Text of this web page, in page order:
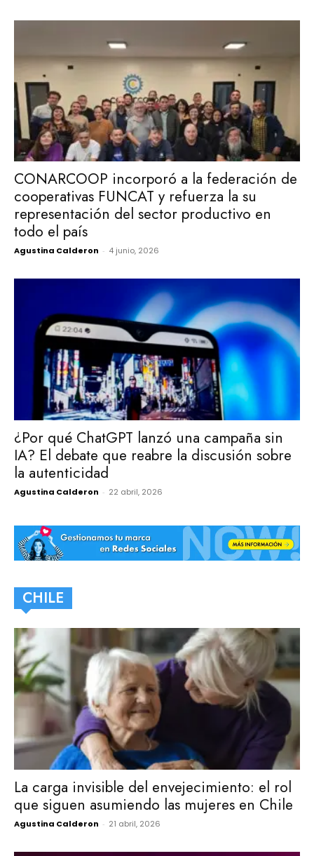
CONARCOOP incorporó a la federación de
cooperativas FUNCAT y refuerza la su
representación del sector productivo en
todo el país
Agustina Calderon - 4 junio, 2026
¿Por qué ChatGPT lanzó una campaña sin
IA? El debate que reabre la discusión sobre
la autenticidad
Agustina Calderon - 22 abril, 2026
CHILE
La carga invisible del envejecimiento: el rol
que siguen asumiendo las mujeres en Chile
Agustina Calderon - 21 abril, 2026